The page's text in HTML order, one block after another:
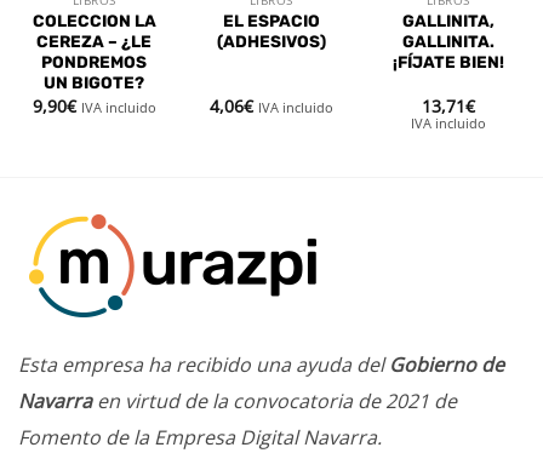
COLECCION LA
CEREZA – ¿LE
PONDREMOS
UN BIGOTE?
9,90€ IVA incluido
EL ESPACIO
(ADHESIVOS)
4,06€ IVA incluido
GALLINITA,
GALLINITA.
¡FÍJATE BIEN!
13,71€
IVA incluido
Esta empresa ha recibido una ayuda delGobierno de
Navarraen virtud de la convocatoria de 2021 de
Fomento de la Empresa Digital Navarra.